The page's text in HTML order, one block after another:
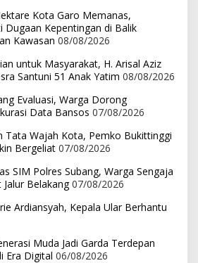
Kota Garo Memanas,
Dugaan Kepentingan di Balik
Kawasan 08/08/2026
untuk Masyarakat, H. Arisal Aziz
Santuni 51 Anak Yatim 08/08/2026
Evaluasi, Warga Dorong
Data Bansos 07/08/2026
Tata Wajah Kota, Pemko Bukittinggi
Bergeliat 07/08/2026
SIM Polres Subang, Warga Sengaja
Belakang 07/08/2026
Ardiansyah, Kepala Ular Berhantu
Muda Jadi Garda Terdepan
Era Digital 06/08/2026